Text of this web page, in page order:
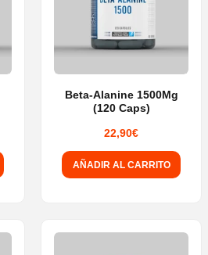
Beta-Alanine 1500Mg
(120 Caps)
22,90€
AÑADIR AL CARRITO